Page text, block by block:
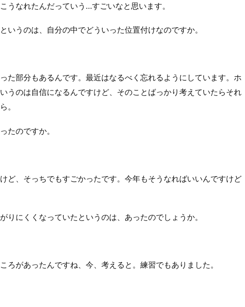
うなれたんだっていう…すごいなと思います。
うのは、自分の中でどういった位置付けなのですか。
た部分もあるんです。最近はなるべく忘れるようにしています。ホ
うのは自信になるんですけど、そのことばっかり考えていたらそれ
。
のですか。
ど、そっちでもすごかったです。今年もそうなればいいんですけど
にくくなっていたというのは、あったのでしょうか。
ろがあったんですね、今、考えると。練習でもありました。